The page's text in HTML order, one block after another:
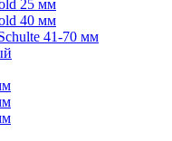
25 мм
40 мм
41-70 мм